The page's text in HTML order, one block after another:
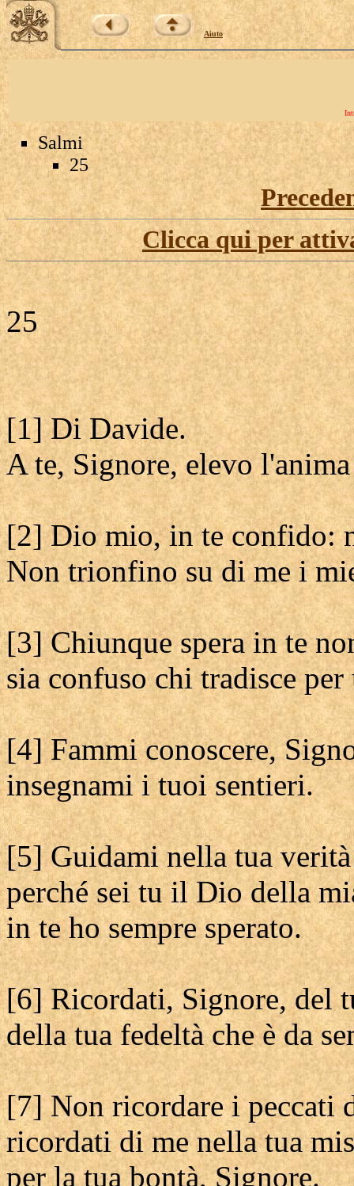
Aiuto
Salmi
25
Clicca qui per
25
[1] Di Davide.
A te, Signore, elevo
[2] Dio mio, in te confido:
Non trionfino su di me i
[3] Chiunque spera in te
sia confuso chi tradisce
[4] Fammi conoscere,
insegnami i tuoi sentieri.
[5] Guidami nella tua
perché sei tu il Dio della
in te ho sempre sperato.
[6] Ricordati, Signore, del
della tua fedeltà che è da
[7] Non ricordare i peccati
ricordati di me nella tua
per la tua bontà, Signore.